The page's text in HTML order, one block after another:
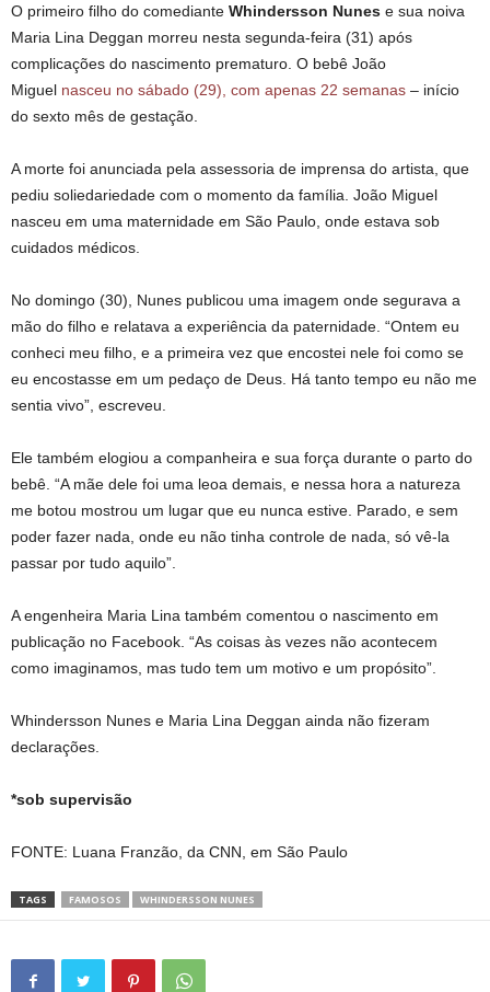
O primeiro filho do comediante Whindersson Nunes e sua noiva
Maria Lina Deggan morreu nesta segunda-feira (31) após
complicações do nascimento prematuro. O bebê João
Miguel nasceu no sábado (29), com apenas 22 semanas – início
do sexto mês de gestação.
A morte foi anunciada pela assessoria de imprensa do artista, que
pediu soliedariedade com o momento da família. João Miguel
nasceu em uma maternidade em São Paulo, onde estava sob
cuidados médicos.
No domingo (30), Nunes publicou uma imagem onde segurava a
mão do filho e relatava a experiência da paternidade. “Ontem eu
conheci meu filho, e a primeira vez que encostei nele foi como se
eu encostasse em um pedaço de Deus. Há tanto tempo eu não me
sentia vivo”, escreveu.
Ele também elogiou a companheira e sua força durante o parto do
bebê. “A mãe dele foi uma leoa demais, e nessa hora a natureza
me botou mostrou um lugar que eu nunca estive. Parado, e sem
poder fazer nada, onde eu não tinha controle de nada, só vê-la
passar por tudo aquilo”.
A engenheira Maria Lina também comentou o nascimento em
publicação no Facebook. “As coisas às vezes não acontecem
como imaginamos, mas tudo tem um motivo e um propósito”.
Whindersson Nunes e Maria Lina Deggan ainda não fizeram
declarações.
*sob supervisão
FONTE: Luana Franzão, da CNN, em São Paulo
TAGS FAMOSOS WHINDERSSON NUNES